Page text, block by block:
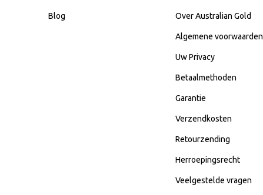
Blog Over Australian Gold
Algemene voorwaarden
Uw Privacy
Betaalmethoden
Garantie
Verzendkosten
Retourzending
Herroepingsrecht
Veelgestelde vragen